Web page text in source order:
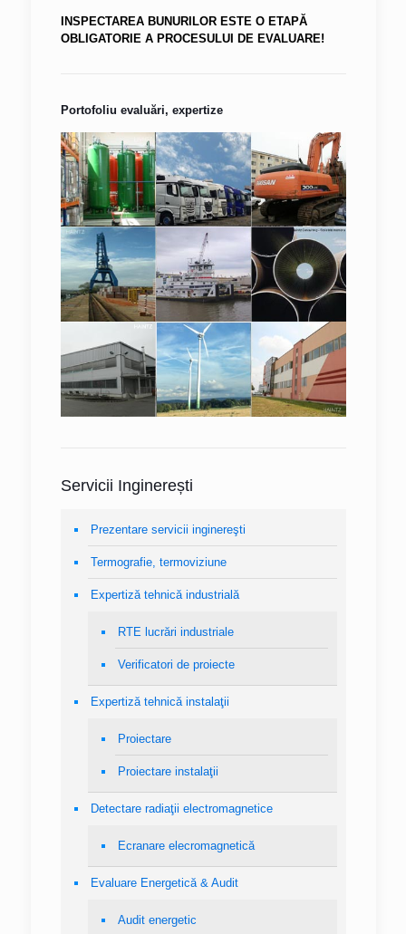
INSPECTAREA BUNURILOR ESTE O ETAPĂ
OBLIGATORIE A PROCESULUI DE EVALUARE!
Portofoliu evaluări, expertize
Servicii Inginerești
Prezentare servicii inginereşti
Termografie, termoviziune
Expertiză tehnică industrială
RTE lucrări industriale
Verificatori de proiecte
Expertiză tehnică instalaţii
Proiectare
Proiectare instalaţii
Detectare radiaţii electromagnetice
Ecranare elecromagnetică
Evaluare Energetică & Audit
Audit energetic